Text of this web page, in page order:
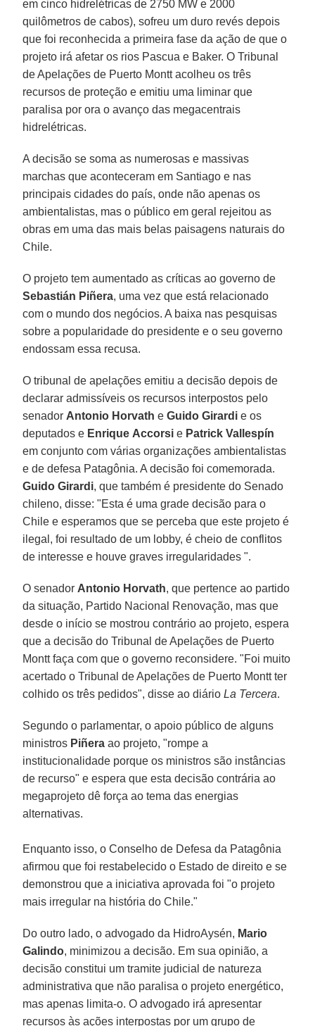
em cinco hidrelétricas de 2750 MW e 2000
quilômetros de cabos), sofreu um duro revés depois
que foi reconhecida a primeira fase da ação de que o
projeto irá afetar os rios Pascua e Baker. O Tribunal
de Apelações de Puerto Montt acolheu os três
recursos de proteção e emitiu uma liminar que
paralisa por ora o avanço das megacentrais
hidrelétricas.
A decisão se soma as numerosas e massivas
marchas que aconteceram em Santiago e nas
principais cidades do país, onde não apenas os
ambientalistas, mas o público em geral rejeitou as
obras em uma das mais belas paisagens naturais do
Chile.
O projeto tem aumentado as críticas ao governo de
Sebastián Piñera, uma vez que está relacionado
com o mundo dos negócios. A baixa nas pesquisas
sobre a popularidade do presidente e o seu governo
endossam essa recusa.
O tribunal de apelações emitiu a decisão depois de
declarar admissíveis os recursos interpostos pelo
senador Antonio Horvath eGuido Girardi e os
deputados e Enrique Accorsie Patrick Vallespín
em conjunto com várias organizações ambientalistas
e de defesa Patagônia. A decisão foi comemorada.
Guido Girardi, que também é presidente do Senado
chileno, disse: "Esta é uma grade decisão para o
Chile e esperamos que se perceba que este projeto é
ilegal, foi resultado de um lobby, é cheio de conflitos
de interesse e houve graves irregularidades ".
O senador Antonio Horvath, que pertence ao partido
da situação, Partido Nacional Renovação, mas que
desde o início se mostrou contrário ao projeto, espera
que a decisão do Tribunal de Apelações de Puerto
Montt faça com que o governo reconsidere. "Foi muito
acertado o Tribunal de Apelações de Puerto Montt ter
colhido os três pedidos", disse ao diárioLa Tercera.
Segundo o parlamentar, o apoio público de alguns
ministros Piñera ao projeto, "rompe a
institucionalidade porque os ministros são instâncias
de recurso" e espera que esta decisão contrária ao
megaprojeto dê força ao tema das energias
alternativas.
Enquanto isso, o Conselho de Defesa da Patagônia
afirmou que foi restabelecido o Estado de direito e se
demonstrou que a iniciativa aprovada foi "o projeto
mais irregular na história do Chile."
Do outro lado, o advogado da HidroAysén, Mario
Galindo, minimizou a decisão. Em sua opinião, a
decisão constitui um tramite judicial de natureza
administrativa que não paralisa o projeto energético,
mas apenas limita-o. O advogado irá apresentar
recursos às ações interpostas por um grupo de